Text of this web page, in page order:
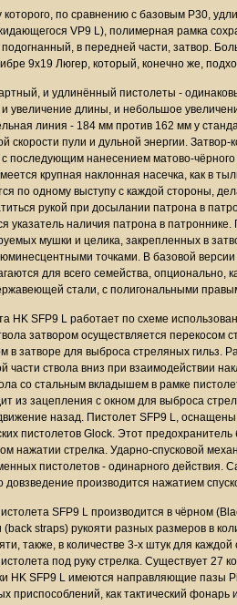
которого, по сравнению с базовым P30,
VP9 L), полимерная рамка
подогнанный, в передней части, затвор.
9х19 Люгер, который, конечно же,
и удлинённый пистолеты -
увеличение длины, и небольшое
линия - 184 мм против 162 мм у
скорости пули и дульной энергии.
последующим нанесением матово-
крупная наклонная насечка, как в
по одному выступу с каждой стороны,
рукой при досылании патрона в
указатель наличия патрона в
мушки и целика, закрепленных в
точками. В базовой
для всего семейства, опционально,
стали, с полигональными
HK SFP9 L работает по схеме
затвором осуществляется перекосом
в затворе для выброса стреляных гильз.
части ствола вниз при взаимодействии
со стальным вкладышем в рамке
из зацепления с окном для выброса
назад. Пистолет SFP9 L,
пистолетов Glock. Этот
нажатии стрелка. Ударно-спусковой
пистолетов - одинарного действия.
довзведение производится нажатием
SFP9 L производится в чёрном
straps) рукояти разных размеров в
также, в количестве 3-х штук для
под руку стрелка. Существует 27
HK SFP9 L имеются направляющие пазы
приспособлений, как тактический